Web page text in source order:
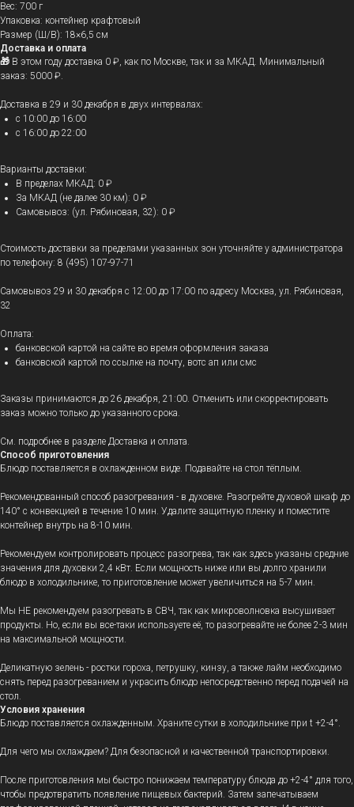
Вес: 700 г
Упаковка: контейнер крафтовый
Размер (Ш/В): 18×6,5 см
Доставка и оплата
🎁 В этом году доставка 0 ₽, как по Москве, так и за МКАД. Минимальный
заказ: 5000 ₽.
Доставка в 29 и 30 декабря в двух интервалах:
с 10:00 до 16:00
с 16:00 до 22:00
Варианты доставки:
В пределах МКАД: 0 ₽
За МКАД (не далее 30 км): 0 ₽
Самовывоз: (ул. Рябиновая, 32): 0 ₽
Стоимость доставки за пределами указанных зон уточняйте у администратора
по телефону: 8 (495) 107-97-71
Самовывоз 29 и 30 декабря с 12:00 до 17:00 по адресу Москва, ул. Рябиновая,
32
Оплата:
банковской картой на сайте во время оформления заказа
банковской картой по ссылке на почту, вотс ап или смс
Заказы принимаются до 26 декабря, 21:00. Отменить или скорректировать
заказ можно только до указанного срока.
См. подробнее в разделе Доставка и оплата.
Способ приготовления
Блюдо поставляется в охлажденном виде. Подавайте на стол тёплым.
Рекомендованный способ разогревания - в духовке. Разогрейте духовой шкаф до
140° с конвекцией в течение 10 мин. Удалите защитную пленку и поместите
контейнер внутрь на 8-10 мин.
Рекомендуем контролировать процесс разогрева, так как здесь указаны средние
значения для духовки 2,4 кВт. Если мощность ниже или вы долго хранили
блюдо в холодильнике, то приготовление может увеличиться на 5-7 мин.
Мы НЕ рекомендуем разогревать в СВЧ, так как микроволновка высушивает
продукты. Но, если вы все-таки используете её, то разогревайте не более 2-3 мин
на максимальной мощности.
Деликатную зелень - ростки гороха, петрушку, кинзу, а также лайм необходимо
снять перед разогреванием и украсить блюдо непосредственно перед подачей на
стол.
Условия хранения
Блюдо поставляется охлажденным. Храните сутки в холодильнике при t +2-4°.
Для чего мы охлаждаем? Для безопасной и качественной транспортировки.
После приготовления мы быстро понижаем температуру блюда до +2-4° для того,
чтобы предотвратить появление пищевых бактерий. Затем запечатываем